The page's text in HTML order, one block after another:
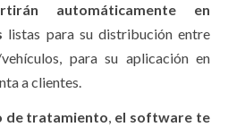
automáticamente en
listas para su distribución entre
para su aplicación en
a clientes.
de tratamiento, el software te